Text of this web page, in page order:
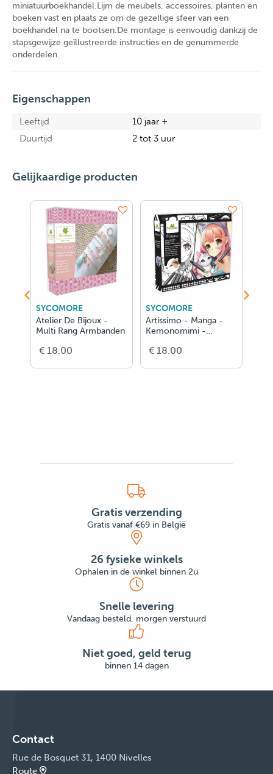
miniatuurboekhandel.Lijm de meubels, accessoires, planten en
boeken vast en plaats ze om de gezellige sfeer van een
boekhandel na te bootsen.De montage is eenvoudig dankzij de
stapsgewijze geïllustreerde instructies en de genummerde
onderdelen.
Eigenschappen
Leeftijd
10 jaar +
Duurtijd
2 tot 3 uur
Gelijkaardige producten
SYCOMORE
Atelier De Bijoux -
Multi Rang Armbanden
€ 18.00
SYCOMORE
Artissimo - Manga -
Kemonomimi -
€ 18.00
Gratis verzending
Gratis vanaf €69 in België
26 fysieke winkels
Ophalen in de winkel binnen 2u
Snelle levering
Vandaag besteld, morgen verstuurd
Niet goed, geld terug
binnen 14 dagen
Contact
Rue de Bosquet 31, 1400 Nivelles
Route